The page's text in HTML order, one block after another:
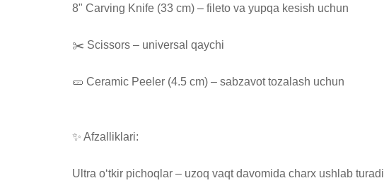
8" Carving Knife (33 cm) – fileto va yupqa kesish uchun
✂️ Scissors – universal qaychi
🥒 Ceramic Peeler (4.5 cm) – sabzavot tozalash uchun
✨ Afzalliklari:
Ultra o‘tkir pichoqlar – uzoq vaqt davomida charx ushlab turadi